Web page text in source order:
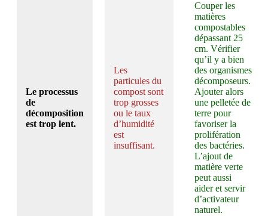
Le processus
de
décomposition
est trop lent.
Les
particules du
compost sont
trop grosses
ou le taux
d’humidité
est
insuffisant.
Couper les
matières
compostables
dépassant 25
cm. Vérifier
qu’il y a bien
des organismes
décomposeurs.
Ajouter alors
une pelletée de
terre pour
favoriser la
prolifération
des bactéries.
L’ajout de
matière verte
peut aussi
aider et servir
d’activateur
naturel.